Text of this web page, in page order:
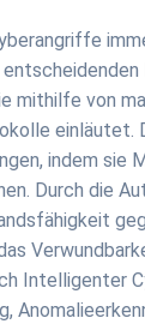
mithilfe von
einläutet.
indem sie
Durch die
Intelligenter